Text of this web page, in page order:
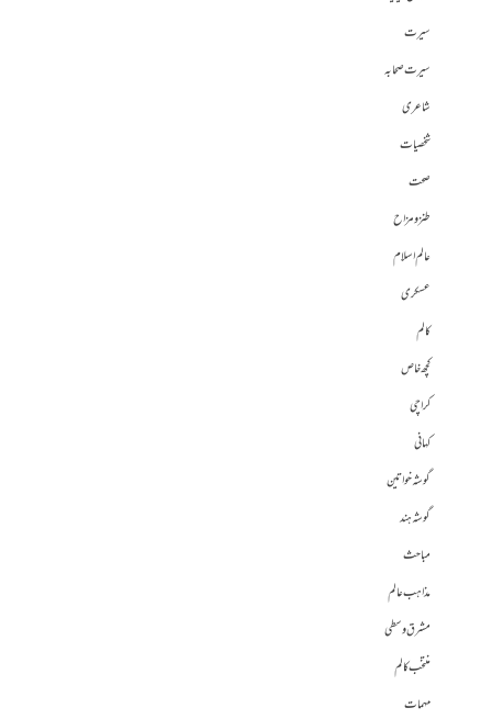
سیرت
سیرت صحابہ
شاعری
شخصیات
صحت
طنز و مزاح
عالم اسلام
عسکری
کالم
کچھ خاص
کراچی
کہانی
گوشہ خواتین
گوشہ ہند
مباحث
مذاہب عالم
مشرق وسطی
منتخب کالم
مہمات